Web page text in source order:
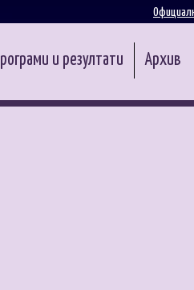
Програми и резултати Архив